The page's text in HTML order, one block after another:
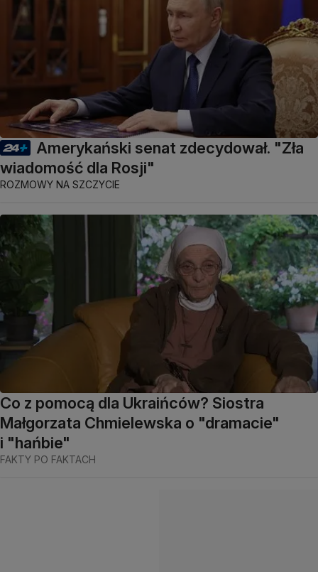
Amerykański senat zdecydował. "Zła
wiadomość dla Rosji"
ROZMOWY NA SZCZYCIE
Co z pomocą dla Ukraińców? Siostra
Małgorzata Chmielewska o "dramacie"
i "hańbie"
FAKTY PO FAKTACH